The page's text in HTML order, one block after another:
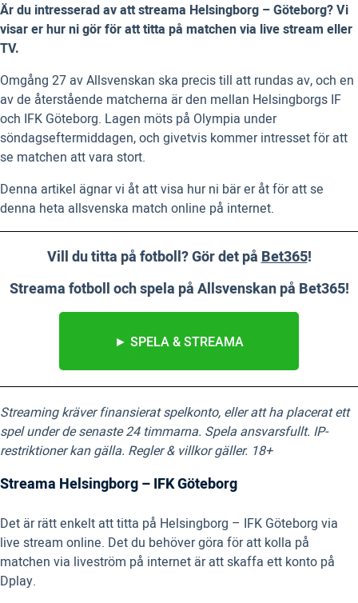
Är du intresserad av att streama Helsingborg – Göteborg? Vi
visar er hur ni gör för att titta på matchen via live stream eller
TV.
Omgång 27 av Allsvenskan ska precis till att rundas av, och en
av de återstående matcherna är den mellan Helsingborgs IF
och IFK Göteborg. Lagen möts på Olympia under
söndagseftermiddagen, och givetvis kommer intresset för att
se matchen att vara stort.
Denna artikel ägnar vi åt att visa hur ni bär er åt för att se
denna heta allsvenska match online på internet.
Vill du titta på fotboll? Gör det påBet365!
Streama fotboll och spela på Allsvenskan på Bet365!
► SPELA & STREAMA
Streaming kräver finansierat spelkonto, eller att ha placerat ett
spel under de senaste 24 timmarna. Spela ansvarsfullt. IP-
restriktioner kan gälla. Regler & villkor gäller. 18+
Streama Helsingborg – IFK Göteborg
Det är rätt enkelt att titta på Helsingborg – IFK Göteborg via
live stream online. Det du behöver göra för att kolla på
matchen via liveström på internet är att skaffa ett konto på
Dplay.